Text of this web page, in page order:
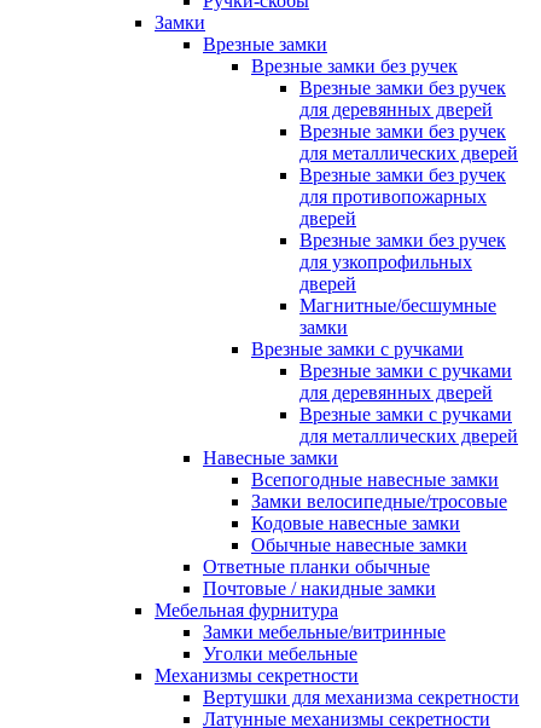
Замки
Врезные замки
Врезные замки без ручек
Врезные замки без ручек
для деревянных дверей
Врезные замки без ручек
для металлических дверей
Врезные замки без ручек
для противопожарных
дверей
Врезные замки без ручек
для узкопрофильных
дверей
Магнитные/бесшумные
замки
Врезные замки с ручками
Врезные замки с ручками
для деревянных дверей
Врезные замки с ручками
для металлических дверей
Навесные замки
Всепогодные навесные замки
Замки велосипедные/тросовые
Кодовые навесные замки
Обычные навесные замки
Ответные планки обычные
Почтовые / накидные замки
Мебельная фурнитура
Замки мебельные/витринные
Уголки мебельные
Механизмы секретности
Вертушки для механизма секретности
Латунные механизмы секретности